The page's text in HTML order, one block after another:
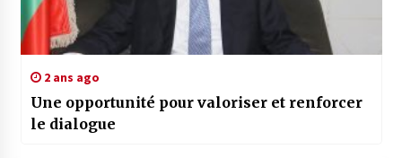
2 ans ago
Une opportunité pour valoriser et renforcer
le dialogue